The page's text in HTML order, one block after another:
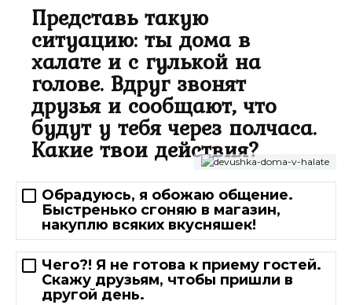
Представь такую
ситуацию: ты дома в
халате и с гулькой на
голове. Вдруг звонят
друзья и сообщают, что
будут у тебя через полчаса.
Какие твои действия?
Обрадуюсь, я обожаю общение.
Быстренько сгоняю в магазин,
накуплю всяких вкусняшек!
Чего?! Я не готова к приему гостей.
Скажу друзьям, чтобы пришли в
другой день.